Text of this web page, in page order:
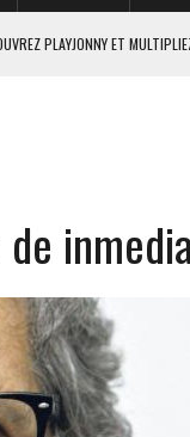
PLAYJONNY ET
E OPORTUNIDADES
PARA O FUTURO
SUISSE EN LIGNE ET